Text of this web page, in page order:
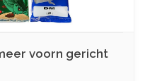
voorn gericht